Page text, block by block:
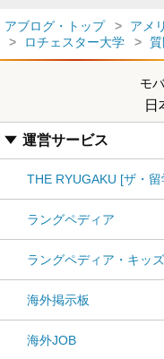
アブログ・トップ アメ
ロチェスター大学
質
モ
日
運営サービス
THE RYUGAKU [ザ・留
ラングペディア
ラングペディア・キッ
海外掲示板
海外JOB